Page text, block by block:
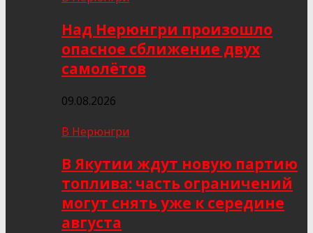
Над Нерюнгри произошло
опасное сближение двух
самолётов
09.08.2026
В Нерюнгри
В Якутии ждут новую партию
топлива: часть ограничений
могут снять уже к середине
августа